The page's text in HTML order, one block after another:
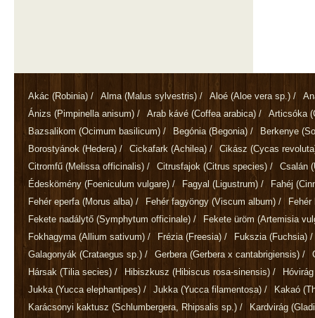
Akác (Robinia) / Alma (Malus sylvestris) / Aloé (Aloe vera sp.) /
Ánizs (Pimpinella anisum) / Arab kávé (Coffea arabica) / Articsóka
Bazsalikom (Ocimum basilicum) / Begónia (Begonia) / Berkenye
Borostyánok (Hedera) / Cickafark (Achilea) / Cikász (Cycas
Citromfű (Melissa officinalis) / Citrusfajok (Citrus species) / Csalán
Édeskömény (Foeniculum vulgare) / Fagyal (Ligustrum) / Fahéj
Fehér eperfa (Morus alba) / Fehér fagyöngy (Viscum album) /
Fekete nadálytő (Symphytum officinale) / Fekete üröm (Artemisia
Fokhagyma (Allium sativum) / Frézia (Freesia) / Fukszia (Fuchsia) /
Galagonyák (Crataegus sp.) / Gerbera (Gerbera x cantabrigiensis) /
Hársak (Tilia secies) / Hibiszkusz (Hibiscus rosa-sinensis) /
Jukka (Yucca elephantipes) / Jukka (Yucca filamentosa) / Kakaó
Karácsonyi kaktusz (Schlumbergera, Rhipsalis sp.) / Kardvirág